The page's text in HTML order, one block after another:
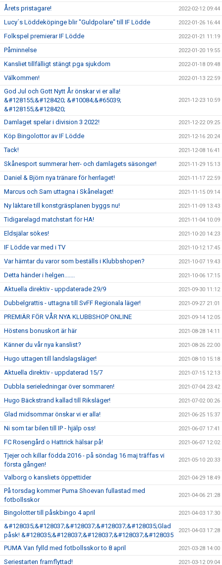
Årets pristagare! 2022-02-12 09:44
Lucy´s Löddeköpinge blir "Guldpolare" till IF Lödde 2022-01-26 16:44
Folkspel premierar IF Lödde 2022-01-21 11:19
Påminnelse 2022-01-20 19:55
Kansliet tillfälligt stängt pga sjukdom 2022-01-18 09:48
Välkommen! 2022-01-13 22:59
God Jul och Gott Nytt År önskar vi er alla!
&#128155;&#128420; &#10084;&#65039;
&#128155;&#128420;
2021-12-23 10:59
Damlaget spelar i division 3 2022! 2021-12-22 09:25
Köp Bingolottor av IF Lödde 2021-12-16 20:24
Tack! 2021-12-08 16:41
Skånesport summerar herr- och damlagets säsonger! 2021-11-29 15:13
Daniel & Björn nya tränare för herrlaget! 2021-11-17 22:59
Marcus och Sam uttagna i Skånelaget! 2021-11-15 09:14
Ny läktare till konstgräsplanen byggs nu! 2021-11-09 13:43
Tidigarelagd matchstart för HA! 2021-11-04 10:09
Eldsjälar sökes! 2021-10-20 14:23
IF Lödde var med i TV 2021-10-12 17:45
Var hämtar du varor som beställs i Klubbshopen? 2021-10-07 19:43
Detta händer i helgen....... 2021-10-06 17:15
Aktuella direktiv - uppdaterade 29/9 2021-09-30 11:12
Dubbelgrattis - uttagna till SvFF Regionala läger! 2021-09-27 21:01
PREMIÄR FÖR VÅR NYA KLUBBSHOP ONLINE 2021-09-14 12:05
Höstens bonuskort är här 2021-08-28 14:11
Känner du vår nya kanslist? 2021-08-26 22:00
Hugo uttagen till landslagsläger! 2021-08-10 15:18
Aktuella direktiv - uppdaterad 15/7 2021-07-15 12:13
Dubbla serieledningar över sommaren! 2021-07-04 23:42
Hugo Bäckstrand kallad till Riksläger! 2021-07-02 00:26
Glad midsommar önskar vi er alla! 2021-06-25 15:37
Ni som tar bilen till IP - hjälp oss! 2021-06-07 17:41
FC Rosengård o Hattrick hälsar på! 2021-06-07 12:02
Tjejer och killar födda 2016 - på söndag 16 maj träffas vi
första gången!
2021-05-10 20:33
Valborg o kansliets öppettider 2021-04-29 18:49
På torsdag kommer Puma Shoevan fullastad med
fotbollsskor
2021-04-06 21:28
Bingolotter till påskbingo 4 april 2021-04-03 17:30
&#128035;&#128037;&#128037;&#128037;&#128035;Glad
påsk! &#128035;&#128037;&#128037;&#128037;&#128035
2021-04-03 17:28
PUMA Van fylld med fotbollsskor to 8 april 2021-03-28 14:00
Seriestarten framflyttad! 2021-03-12 09:04